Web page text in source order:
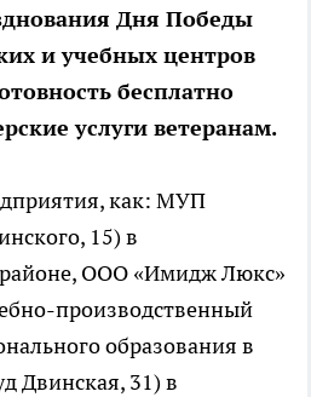
Дня Победы
и учебных центров
бесплатно
услуги ветеранам.
как: МУП
15) в
районе, ООО «Имидж Люкс»
производственный
образования в
Двинская, 31) в